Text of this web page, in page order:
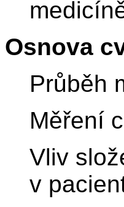
Osnova
Průběh
Měření
Vliv
v